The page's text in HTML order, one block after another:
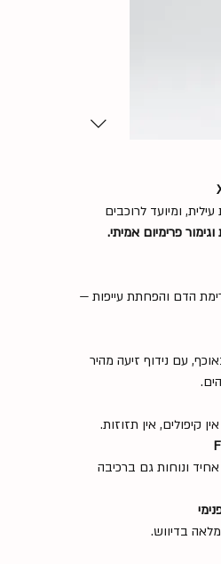
ומיועד לרוכבים
פרימיום אמיתי.
הדם והפחתת עייפות —
עם נידוף זיעה מהיר
קיפולים, אין תזוזות.
ונוחות גם ברכיבה
בדיווש.